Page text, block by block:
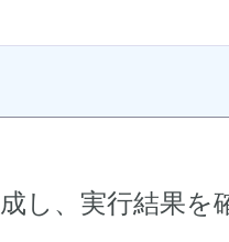
し、実行結果を